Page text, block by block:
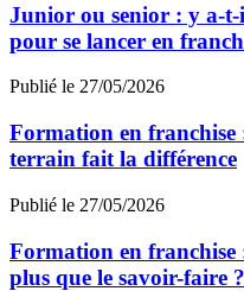
Junior ou senior : y a-
pour se lancer en
Publié le 27/05/2026
Formation en franchise
terrain fait la différence
Publié le 27/05/2026
Formation en franchise
plus que le savoir-faire ?